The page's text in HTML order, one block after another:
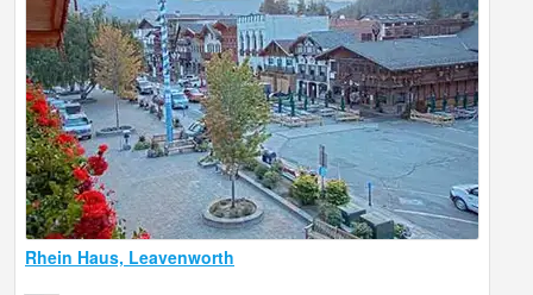
Rhein Haus, Leavenworth